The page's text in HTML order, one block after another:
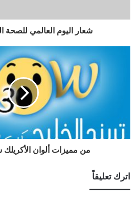
شعار اليوم العالمي للصحة
من مميزات ألوان
اترك تعليقاً